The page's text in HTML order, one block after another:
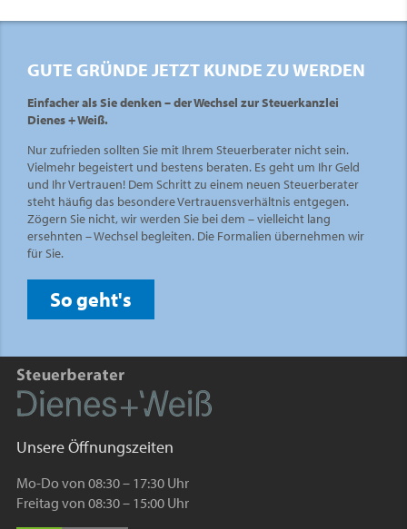
GUTE GRÜNDE JETZT KUNDE ZU WERDEN
Einfacher als Sie denken – der Wechsel zur Steuerkanzlei
Dienes + Weiß.
Nur zufrieden sollten Sie mit Ihrem Steuerberater nicht sein.
Vielmehr begeistert und bestens beraten. Es geht um Ihr Geld
und Ihr Vertrauen! Dem Schritt zu einem neuen Steuerberater
steht häufig das besondere Vertrauensverhältnis entgegen.
Zögern Sie nicht, wir werden Sie bei dem – vielleicht lang
ersehnten – Wechsel begleiten. Die Formalien übernehmen wir
für Sie.
So geht's
Unsere Öffnungszeiten
Mo-Do von 08:30 – 17:30 Uhr
Freitag von 08:30 – 15:00 Uhr